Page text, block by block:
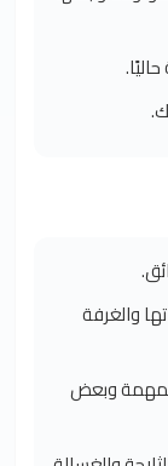
والغرفة
وبعض